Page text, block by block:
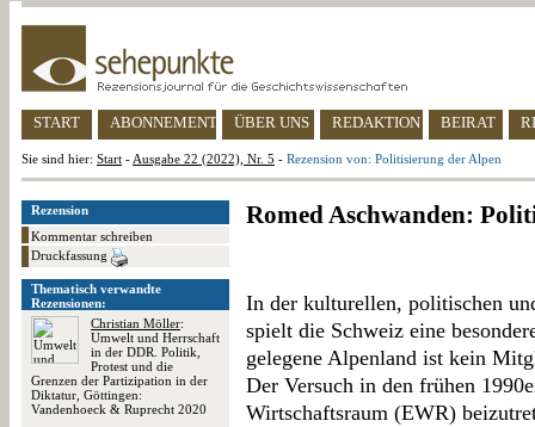
START ABONNEMENT ÜBER UNS REDAKTION BEIRAT
Sie sind hier: Start - Ausgabe 22 (2022), Nr. 5 - Rezension von: Politisierung der Alpen
Rezension
Kommentar schreiben
Druckfassung
Thematisch verwandte
Rezensionen:
Christian Möller:
Umwelt und Herrschaft
in der DDR. Politik,
Protest und die
Grenzen der Partizipation in der
Diktatur, Göttingen:
Vandenhoeck & Ruprecht 2020
Romed Aschwanden:
In der kulturellen, politischen
spielt die Schweiz eine
gelegene Alpenland ist kein
Der Versuch in den frühen
Wirtschaftsraum (EWR)